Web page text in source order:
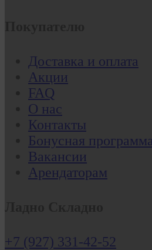
Доставка и оплата
Акции
FAQ
О нас
Контакты
Бонусная программа
Вакансии
Арендаторам
+7 (927) 331-42-52